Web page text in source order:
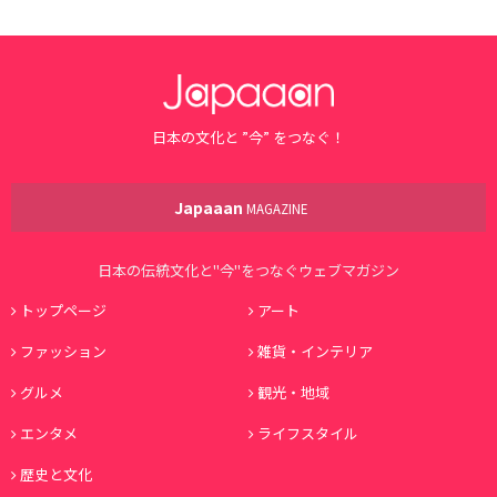
日本の文化と ”今” をつなぐ！
Japaaan MAGAZINE
日本の伝統文化と"今"をつなぐウェブマガジン
トップページ
アート
ファッション
雑貨・インテリア
グルメ
観光・地域
エンタメ
ライフスタイル
歴史と文化